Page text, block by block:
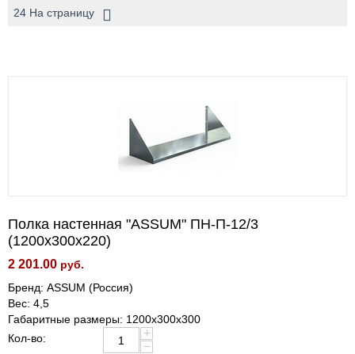
24 На страницу
Полка настенная "ASSUM" ПН-П-12/3
(1200х300х220)
2 201.00 руб.
Бренд: ASSUM (Россия)
Вес: 4,5
Габаритные размеры: 1200х300х300
Кол-во:
+
−